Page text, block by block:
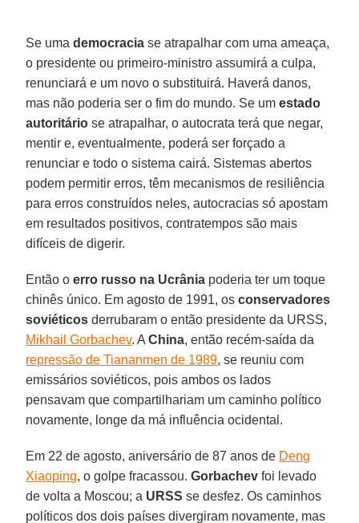
Se umademocracia se atrapalhar com uma ameaça,
o presidente ou primeiro-ministro assumirá a culpa,
renunciará e um novo o substituirá. Haverá danos,
mas não poderia ser o fim do mundo. Se umestado
autoritário se atrapalhar, o autocrata terá que negar,
mentir e, eventualmente, poderá ser forçado a
renunciar e todo o sistema cairá. Sistemas abertos
podem permitir erros, têm mecanismos de resiliência
para erros construídos neles, autocracias só apostam
em resultados positivos, contratempos são mais
difíceis de digerir.
Então oerro russo na Ucrânia poderia ter um toque
chinês único. Em agosto de 1991, osconservadores
soviéticos derrubaram o então presidente da URSS,
Mikhail Gorbachev. AChina, então recém-saída da
repressão de Tiananmen de 1989, se reuniu com
emissários soviéticos, pois ambos os lados
pensavam que compartilhariam um caminho político
novamente, longe da má influência ocidental.
Em 22 de agosto, aniversário de 87 anos de Deng
Xiaoping, o golpe fracassou.Gorbachev foi levado
de volta a Moscou; a URSS se desfez. Os caminhos
políticos dos dois países divergiram novamente, mas